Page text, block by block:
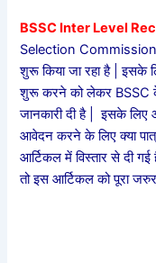
BSSC Inter Level
Selection Commission
शुरू किया जा रहा है |
शुरू करने को लेकर BSSC
जानकारी दी है | इसके
आवेदन करने के लिए क्या
आर्टिकल में विस्तार से दी
तो इस आर्टिकल को पूरा जरुर